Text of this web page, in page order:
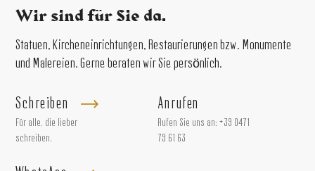
Wir sind für Sie da.
Statuen, Kircheneinrichtungen, Restaurierungen bzw. Monumente
und Malereien. Gerne beraten wir Sie persönlich.
Schreiben
Für alle, die lieber
schreiben.
Anrufen
Rufen Sie uns an: +39 0471
79 61 63